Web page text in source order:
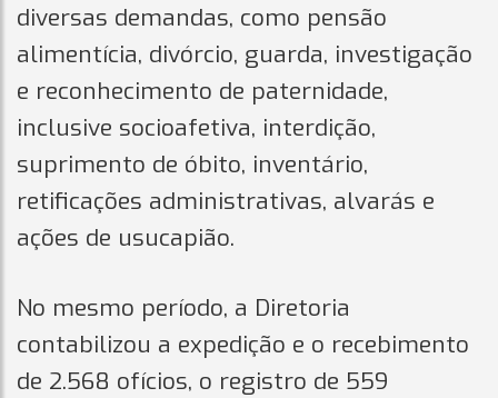
diversas demandas, como pensão
alimentícia, divórcio, guarda, investigação
e reconhecimento de paternidade,
inclusive socioafetiva, interdição,
suprimento de óbito, inventário,
retificações administrativas, alvarás e
ações de usucapião.
No mesmo período, a Diretoria
contabilizou a expedição e o recebimento
de 2.568 ofícios, o registro de 559